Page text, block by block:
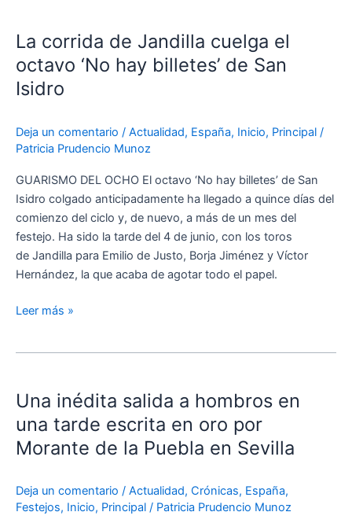
La corrida de Jandilla cuelga el
octavo ‘No hay billetes’ de San
Isidro
Deja un comentario / Actualidad, España, Inicio, Principal /
Patricia Prudencio Munoz
GUARISMO DEL OCHO El octavo ‘No hay billetes’ de San
Isidro colgado anticipadamente ha llegado a quince días del
comienzo del ciclo y, de nuevo, a más de un mes del
festejo. Ha sido la tarde del 4 de junio, con los toros
de Jandilla para Emilio de Justo, Borja Jiménez y Víctor
Hernández, la que acaba de agotar todo el papel.
de
Jandilla
cuelga
el
‘No
hay
billetes’
de
Isidro
Leer más »
Una inédita salida a hombros en
una tarde escrita en oro por
Morante de la Puebla en Sevilla
Deja un comentario / Actualidad, Crónicas, España,
Festejos, Inicio, Principal / Patricia Prudencio Munoz
salida
a
hombros
en
tarde
escrita